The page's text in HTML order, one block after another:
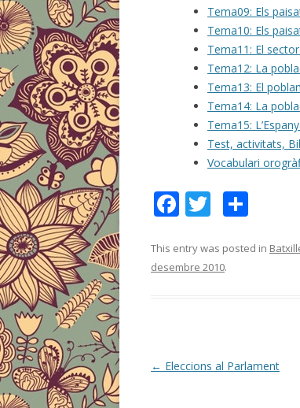
Tema09: Els
Tema10: Els
Tema11: El
Tema12: La
Tema13: El
Tema14: La
Tema15:
Test, activitats,
Vocabulari
F
e
b
k
T
itt
er
m
ix
This entry was posted in
desembre 2010.
Post
← Eleccions al Parlament